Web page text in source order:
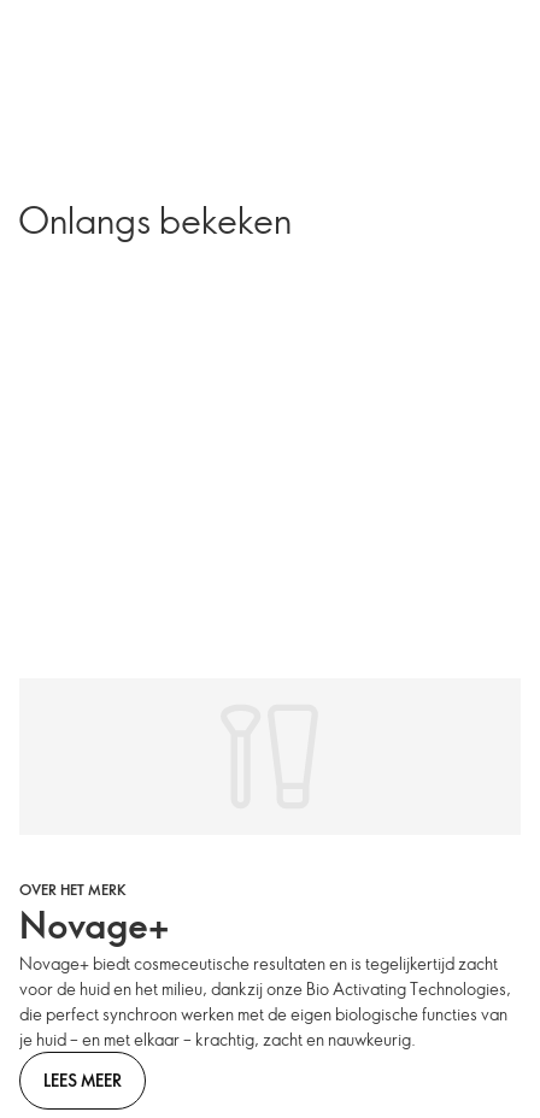
Onlangs bekeken
OVER HET MERK
Novage+
Novage+ biedt cosmeceutische resultaten en is tegelijkertijd zacht
voor de huid en het milieu, dankzij onze Bio Activating Technologies,
die perfect synchroon werken met de eigen biologische functies van
je huid – en met elkaar – krachtig, zacht en nauwkeurig.
LEES MEER